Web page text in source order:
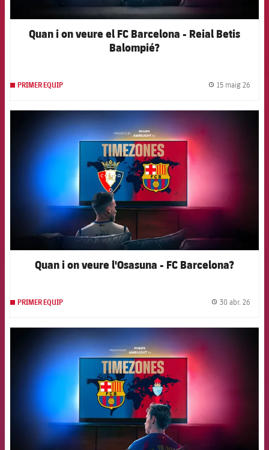
Quan i on veure el FC Barcelona - Reial Betis
Balompié?
PRIMER EQUIP 15 maig 26
Quan i on veure l'Osasuna - FC Barcelona?
PRIMER EQUIP 30 abr. 26